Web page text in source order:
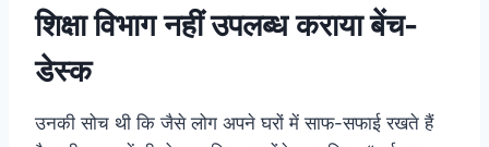
शिक्षा विभाग नहीं उपलब्ध कराया बेंच-
डेस्क
उनकी सोच थी कि जैसे लोग अपने घरों में साफ-सफाई रखते हैं